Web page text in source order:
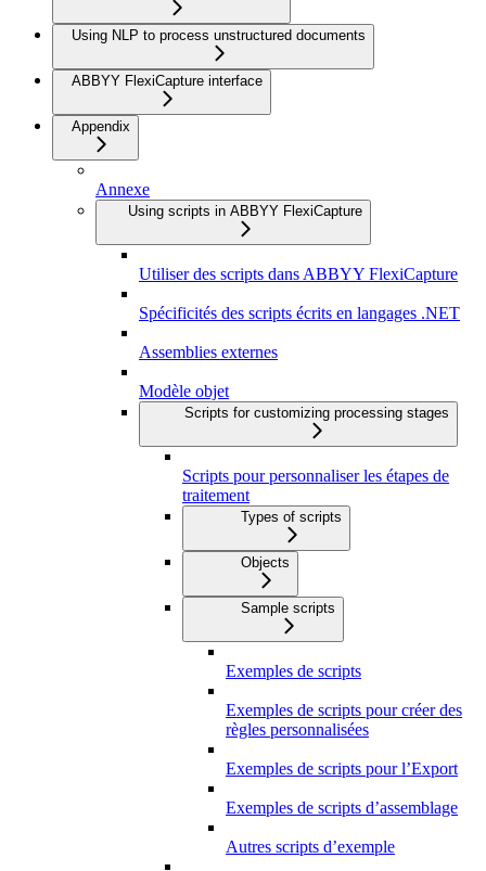
Using NLP to process unstructured documents
ABBYY FlexiCapture interface
Appendix
Annexe
Using scripts in ABBYY FlexiCapture
Utiliser des scripts dans ABBYY FlexiCapture
Spécificités des scripts écrits en langages .NET
Assemblies externes
Modèle objet
Scripts for customizing processing stages
Scripts pour personnaliser les étapes de
traitement
Types of scripts
Objects
Sample scripts
Exemples de scripts
Exemples de scripts pour créer des
règles personnalisées
Exemples de scripts pour l’Export
Exemples de scripts d’assemblage
Autres scripts d’exemple